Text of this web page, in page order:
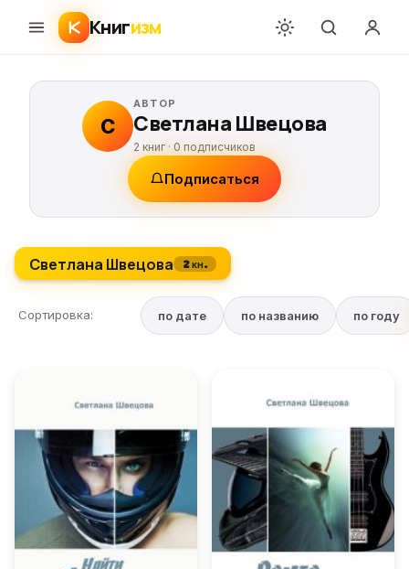
Книгизм
С
АВТОР
Светлана Швецова
2 книг · 0 подписчиков
Подписаться
Светлана Швецова 2 кн.
Сортировка: по дате по названию по году